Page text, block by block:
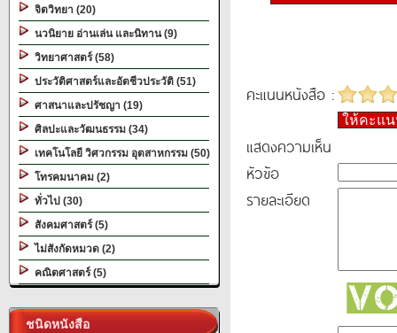
จิตวิทยา (20)
นวนิยาย อ่านเล่น และนิทาน (9)
วิทยาศาสตร์ (58)
ประวัติศาสตร์และอัตชีวประวัติ (51)
ศาสนาและปรัชญา (19)
ศิลปะและวัฒนธรรม (34)
เทคโนโลยี วิศวกรรม อุตสาหกรรม (50)
โทรคมนาคม (2)
ทั่วไป (30)
สังคมศาสตร์ (5)
ไม่สังกัดหมวด (2)
คณิตศาสตร์ (5)
ชนิดหนังสือ
คะแนนหนังสือ :
ให้คะแ
แสดงความเห็น
หัวข้อ
รายละเอียด